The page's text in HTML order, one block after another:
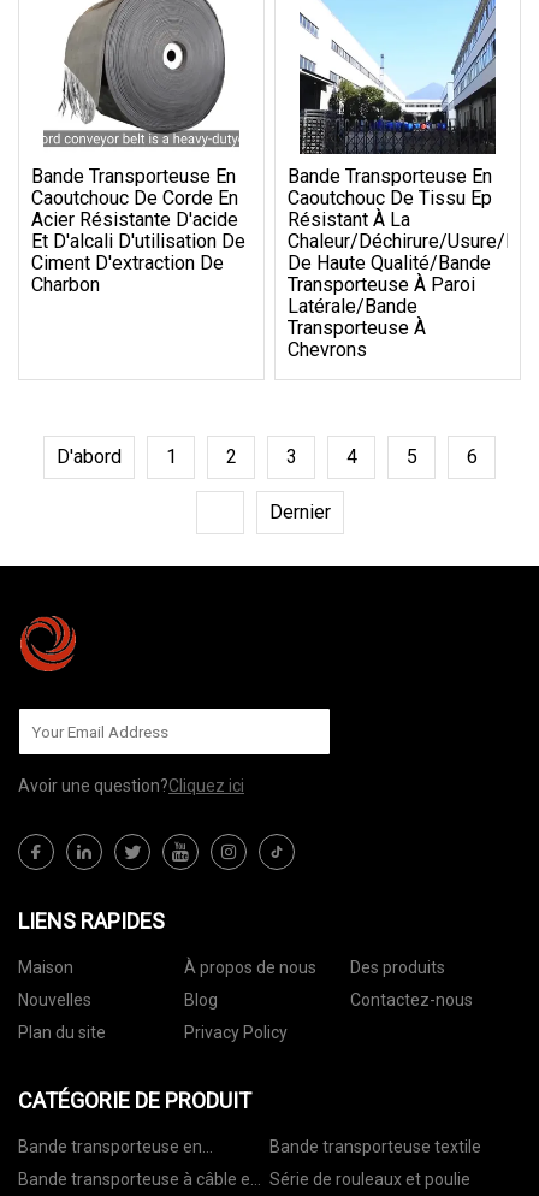
Bande Transporteuse En
Caoutchouc De Corde En
Acier Résistante D'acide
Et D'alcali D'utilisation De
Ciment D'extraction De
Charbon
Bande Transporteuse En
Caoutchouc De Tissu Ep
Résistant À La
Chaleur/déchirure/usure/feu
De Haute Qualité/bande
Transporteuse À Paroi
Latérale/bande
Transporteuse À
Chevrons
D'abord 1 2 3 4 5 6
Dernier
Avoir une question?Cliquez ici
LIENS RAPIDES
Maison À propos de nous
Des produits
Nouvelles
Blog
Contactez-nous
Plan du site
Privacy Policy
CATÉGORIE DE PRODUIT
Bande transporteuse en
caoutchouc
Bande transporteuse textile
Bande transporteuse à câble en Série de rouleaux et poulie